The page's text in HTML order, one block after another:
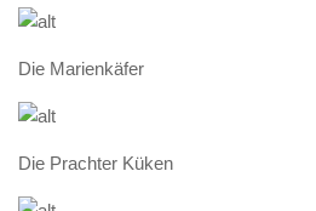
Die Marienkäfer
Die Prachter Küken